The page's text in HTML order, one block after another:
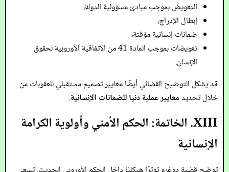
التعويض بموجب مبادئ مسؤولية الدولة،
إبطال الإدراج،
ضمانات إنسانية مؤقتة،
تعويضات بموجب المادة 41 من الاتفاقية الأوروبية لحقوق
الإنسان.
قد يشكل التوضيح القضائي أيضًا معايير تصميم مستقبلي للعقوبات من
خلال تحديدمعايير عملية دنيا للضمانات الإنسانية.
XIII. الخاتمة: الحكم الأمني وأولوية الكرامة
الإنسانية